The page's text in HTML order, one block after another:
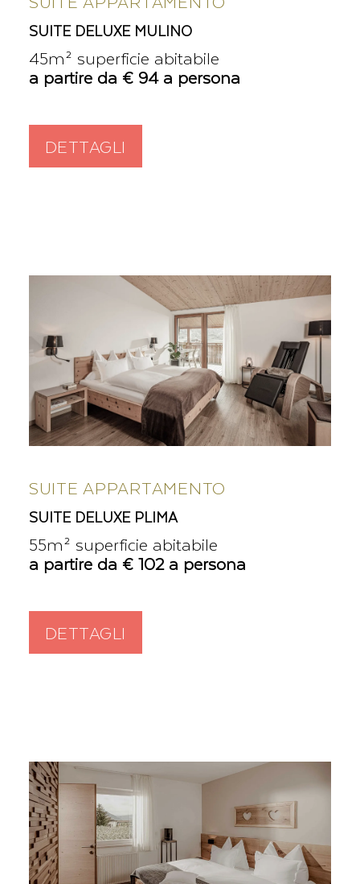
SUITE DELUXE MULINO
45m² superficie abitabile
a partire da € 94 a persona
DETTAGLI
SUITE APPARTAMENTO
SUITE DELUXE PLIMA
55m² superficie abitabile
a partire da € 102 a persona
DETTAGLI